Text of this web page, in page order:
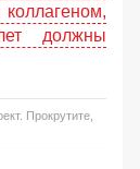
должны
Прокрутите,